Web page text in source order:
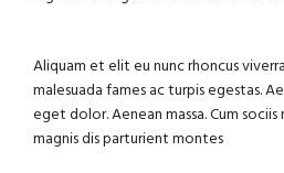
Aliquam et elit eu nunc rhoncus
malesuada fames ac turpis egestas.
eget dolor. Aenean massa. Cum
magnis dis parturient montes